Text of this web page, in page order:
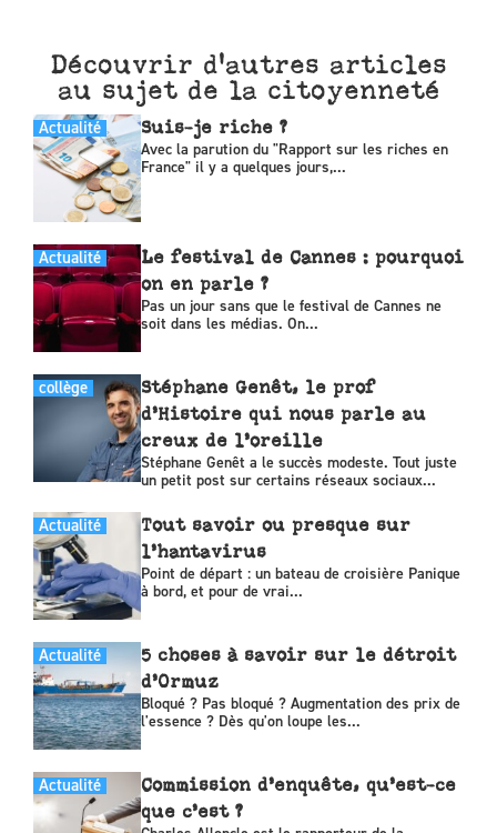
Découvrir d'autres articles
au sujet de la citoyenneté
Actualité Suis-je riche ?
Avec la parution du "Rapport sur les riches en
France" il y a quelques jours,...
Actualité
Le festival de Cannes : pourquoi
on en parle ?
Pas un jour sans que le festival de Cannes ne
soit dans les médias. On...
collège
Stéphane Genêt, le prof
d’Histoire qui nous parle au
creux de l’oreille
Stéphane Genêt a le succès modeste. Tout juste
un petit post sur certains réseaux sociaux...
Actualité
Tout savoir ou presque sur
l’hantavirus
Point de départ : un bateau de croisière Panique
à bord, et pour de vrai...
Actualité
5 choses à savoir sur le détroit
d’Ormuz
Bloqué ? Pas bloqué ? Augmentation des prix de
l'essence ? Dès qu'on loupe les...
Actualité
Commission d’enquête, qu’est-ce
que c’est ?